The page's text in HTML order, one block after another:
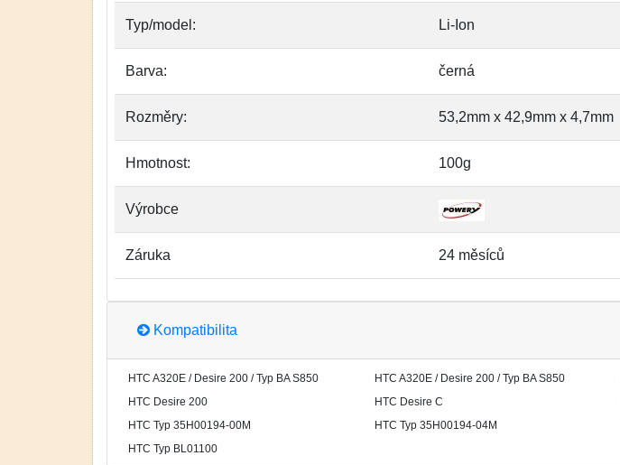
Typ/model: Li-Ion
Barva: černá
Rozměry: 53,2mm x 42,9mm x 4,7mm
Hmotnost: 100g
Výrobce
Záruka 24 měsíců
Kompatibilita
HTC A320E / Desire 200 / Typ BA S850 HTC A320E / Desire 200 / Typ BA S850
HTC Desire 200
HTC Desire C
HTC Typ 35H00194-00M
HTC Typ 35H00194-04M
HTC Typ BL01100